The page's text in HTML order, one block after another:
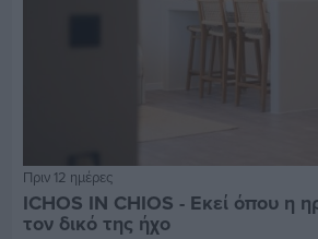
Πριν 12 ημέρες
ICHOS IN CHIOS - Εκεί όπου η
τον δικό της ήχο